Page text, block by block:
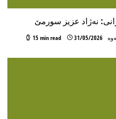
نه‌ژاد عزیز سورمێ
31/05/2026
15 min read